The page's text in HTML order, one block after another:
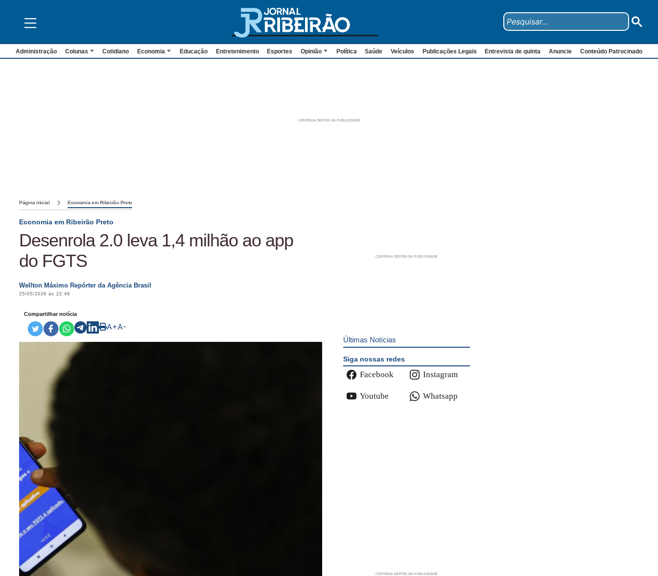
Administração Colunas Cotidiano Economia Educação Entretenimento Esportes Opinião Política Saúde Veículos Publicações Legais Entrevista de quinta Anuncie Conteúdo Patrocinado
Página inicial Economia em Ribeirão Preto
Economia em Ribeirão Preto
Desenrola 2.0 leva 1,4 milhão ao app
do FGTS
Wellton Máximo Repórter da Agência Brasil
25/05/2026 às 22:48
Compartilhar notícia
A+A-
Últimas Notícias
Siga nossas redes
Facebook Instagram
Youtube Whatsapp